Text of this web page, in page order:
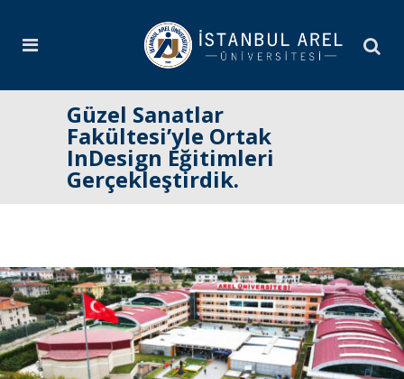
Güzel Sanatlar
Fakültesi’yle Ortak
InDesign Eğitimleri
Gerçekleştirdik.